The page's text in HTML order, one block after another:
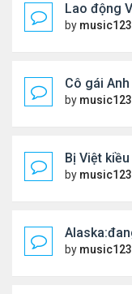
Lao động
by music123
Cô gái
by music123
Bị Việt
by music123
by music123